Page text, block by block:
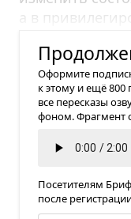
а в
Оформите
к этому и ещё
все пересказы
фоном. Фрагмент
Посетителям
после